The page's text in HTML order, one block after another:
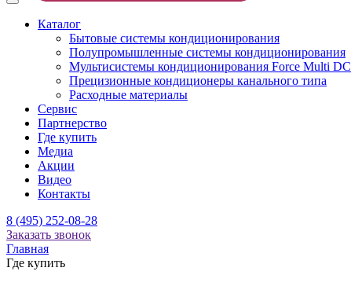
Каталог
Бытовые системы кондиционирования
Полупромышленные системы кондиционирования
Мультисистемы кондиционирования Force Multi DC
Прецизионные кондиционеры канального типа
Расходные материалы
Сервис
Партнерство
Где купить
Медиа
Акции
Видео
Контакты
8 (495) 252-08-28
Заказать звонок
Главная
Где купить